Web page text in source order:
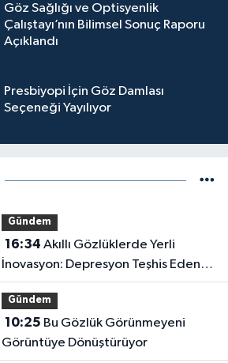
Göz Sağlığı ve Optisyenlik
Çalıştayı’nın Bilimsel Sonuç Raporu
Açıklandı
Presbiyopi İçin Göz Damlası
Seçeneği Yayılıyor
Gündem
16:34
İnovasyon: Depresyon Teşhis Eden
Gözlüğe Türkpatent Onayı
Gündem
10:25
Görüntüye Dönüştürüyor